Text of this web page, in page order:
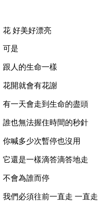
花 好美好漂亮
可是
跟人的生命一樣
花開就會有花謝
有一天會走到生命的盡頭
誰也無法握住時間的秒針
你喊多少次暫停也沒用
它還是一樣滴答滴答地走
不會為誰而停
我們必須往前一直走 一直走